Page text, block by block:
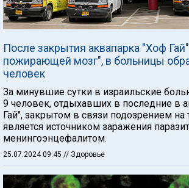
После закрытия аквапарка "Хоф
пожирающей мозг", в больницы
человек
За минувшие сутки в израильские
9 человек, отдыхавших в последние в
Гай", закрытом в связи подозрением на
является источником заражения
менингоэнцефалитом.
25.07.2024 09:45 // Здоровье